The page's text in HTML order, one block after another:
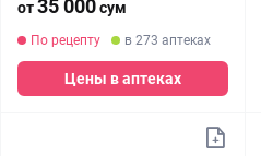
от35 000сум
По рецепту в 273 аптеках
Цены в аптеках